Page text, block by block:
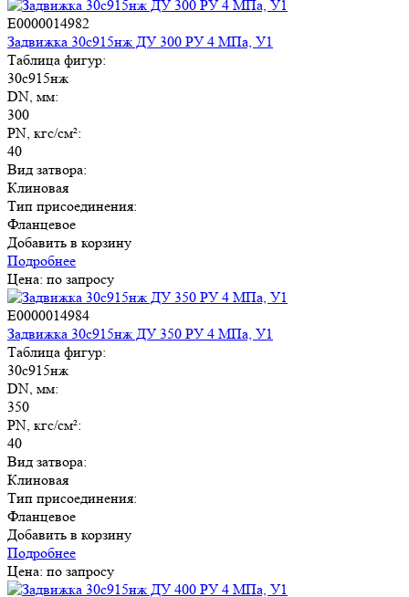
E0000014982
Задвижка 30с915нж ДУ 300 РУ 4 МПа, У1
Таблица фигур:
30с915нж
DN, мм:
300
PN, кгс/см²:
40
Вид затвора:
Клиновая
Тип присоединения:
Фланцевое
Добавить в корзину
Подробнее
Цена: по запросу
E0000014984
Задвижка 30с915нж ДУ 350 РУ 4 МПа, У1
Таблица фигур:
30с915нж
DN, мм:
350
PN, кгс/см²:
40
Вид затвора:
Клиновая
Тип присоединения:
Фланцевое
Добавить в корзину
Подробнее
Цена: по запросу